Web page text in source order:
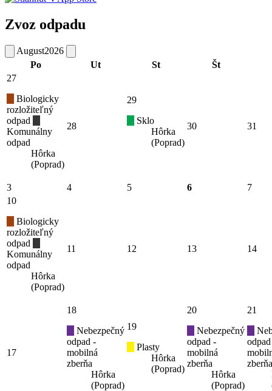
Zvoz odpadu
August2026
Po
Ut St Št
27
Biologicky
rozložiteľný
odpad
Komunálny
odpad
Hôrka
(Poprad)
28
29
Sklo
Hôrka
(Poprad)
30 31
3 4 5 6
7
10
Biologicky
rozložiteľný
odpad
Komunálny
odpad
Hôrka
(Poprad)
11 12 13 14
17
18
Nebezpečný
odpad -
mobilná
zberňa
Hôrka
(Poprad)
19
Plasty
Hôrka
(Poprad)
20
Nebezpečný
odpad -
mobilná
zberňa
Hôrka
(Poprad)
21
zberňa